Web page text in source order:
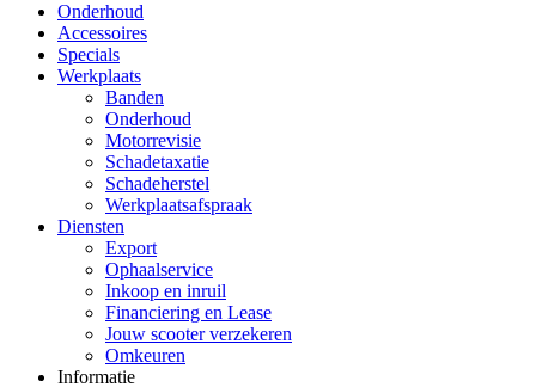
Onderhoud
Accessoires
Specials
Werkplaats
Banden
Onderhoud
Motorrevisie
Schadetaxatie
Schadeherstel
Werkplaatsafspraak
Diensten
Export
Ophaalservice
Inkoop en inruil
Financiering en Lease
Jouw scooter verzekeren
Omkeuren
Informatie